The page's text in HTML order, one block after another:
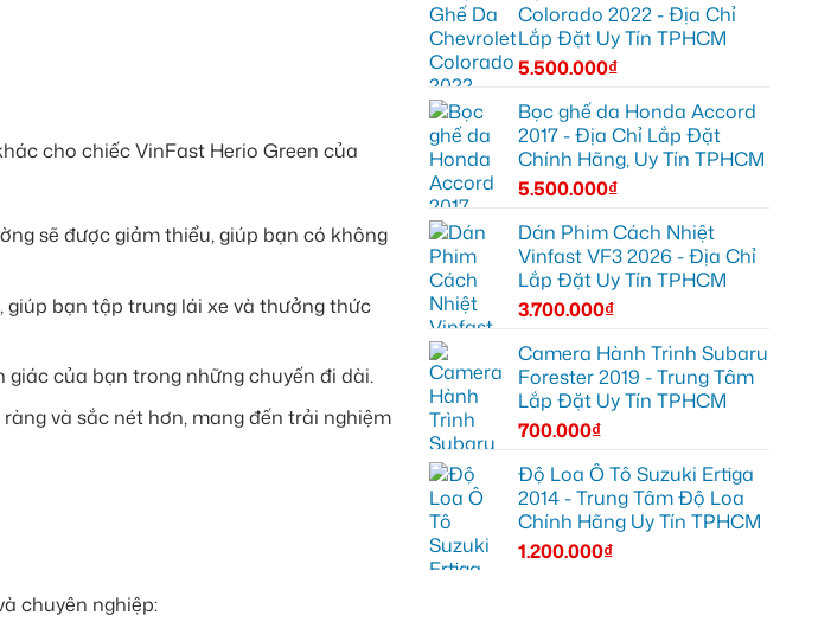
cho chiếc VinFast Herio Green của
sẽ được giảm thiểu, giúp bạn có không
bạn tập trung lái xe và thưởng thức
giác của bạn trong những chuyến đi dài.
và sắc nét hơn, mang đến trải nghiệm
chuyên nghiệp:
Colorado 2022 - Địa Chỉ
Lắp Đặt Uy Tín TPHCM
5.500.000₫
Bọc ghế da Honda Accord
2017 - Địa Chỉ Lắp Đặt
Chính Hãng, Uy Tín TPHCM
5.500.000₫
Dán Phim Cách Nhiệt
Vinfast VF3 2026 - Địa Chỉ
Lắp Đặt Uy Tín TPHCM
3.700.000₫
Camera Hành Trình Subaru
Forester 2019 - Trung Tâm
Lắp Đặt Uy Tín TPHCM
700.000₫
Độ Loa Ô Tô Suzuki Ertiga
2014 - Trung Tâm Độ Loa
Chính Hãng Uy Tín TPHCM
1.200.000₫